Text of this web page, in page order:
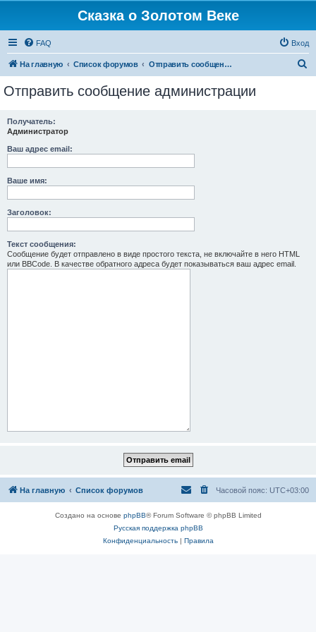
Сказка о Золотом Веке
FAQ Вход
На главную Список форумов Отправить сообщение администрации
Отправить сообщение администрации
Получатель:
Администратор
Ваш адрес email:
Ваше имя:
Заголовок:
Текст сообщения:
Сообщение будет отправлено в виде простого текста, не включайте в него HTML
или BBCode. В качестве обратного адреса будет показываться ваш адрес email.
На главную Список форумов Часовой пояс: UTC+03:00
Создано на основе phpBB® Forum Software © phpBB Limited
Русская поддержка phpBB
Конфиденциальность| Правила